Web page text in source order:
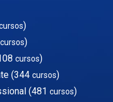
)
cursos)
cursos)
(344 cursos)
(481 cursos)